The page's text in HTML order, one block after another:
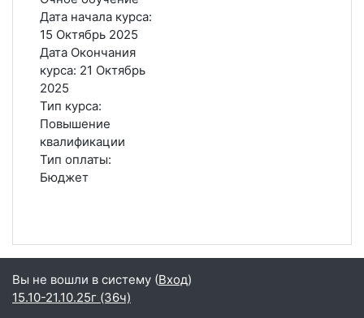
Дата начала курса:
15 Октябрь 2025
Дата Окончания
курса: 21 Октябрь
2025
Тип курса:
Повышение
квалификации
Тип оплаты:
Бюджет
Вы не вошли в систему (Вход)
15.10-21.10.25г (36ч)